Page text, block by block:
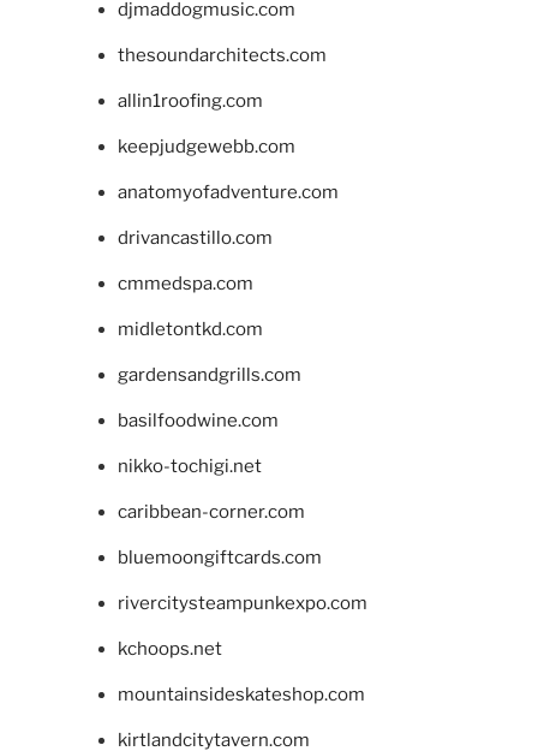
djmaddogmusic.com
thesoundarchitects.com
allin1roofing.com
keepjudgewebb.com
anatomyofadventure.com
drivancastillo.com
cmmedspa.com
midletontkd.com
gardensandgrills.com
basilfoodwine.com
nikko-tochigi.net
caribbean-corner.com
bluemoongiftcards.com
rivercitysteampunkexpo.com
kchoops.net
mountainsideskateshop.com
kirtlandcitytavern.com